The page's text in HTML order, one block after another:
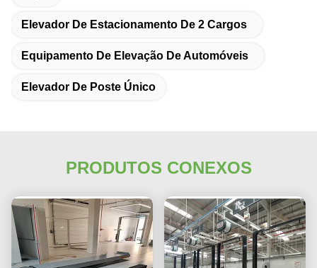
Elevador De Estacionamento De 2 Cargos
Equipamento De Elevação De Automóveis
Elevador De Poste Único
PRODUTOS CONEXOS